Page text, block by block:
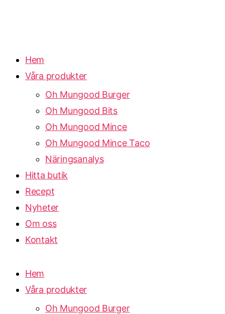
Hem
Våra produkter
Oh Mungood Burger
Oh Mungood Bits
Oh Mungood Mince
Oh Mungood Mince Taco
Näringsanalys
Hitta butik
Recept
Nyheter
Om oss
Kontakt
Hem
Våra produkter
Oh Mungood Burger